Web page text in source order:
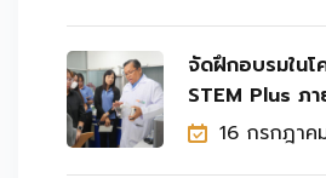
จัดฝึกอบรมในโ
STEM Plus ภา
บุคลากรทักษะสู
16 กรกฎา